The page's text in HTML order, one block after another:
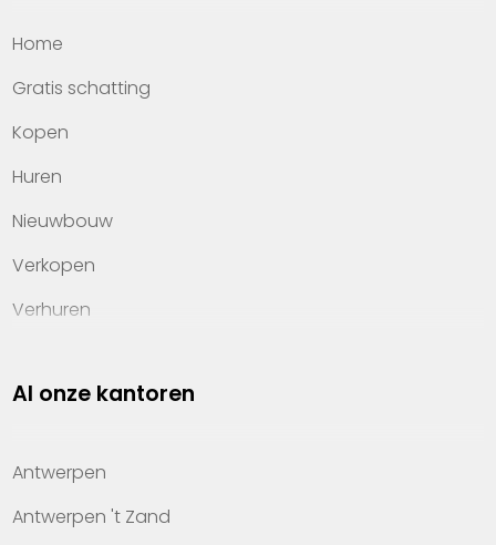
Home
Gratis schatting
Kopen
Huren
Nieuwbouw
Verkopen
Verhuren
Property management
Kennis van wonen
Kantoren
Al onze kantoren
Antwerpen
Antwerpen 't Zand